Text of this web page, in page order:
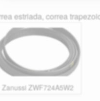
estriada, correa
Zanussi ZWF724A5W2